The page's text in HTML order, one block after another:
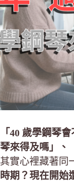
「40 歲學鋼琴
琴來得及嗎」、
其實心裡藏著同
時期？現在開始